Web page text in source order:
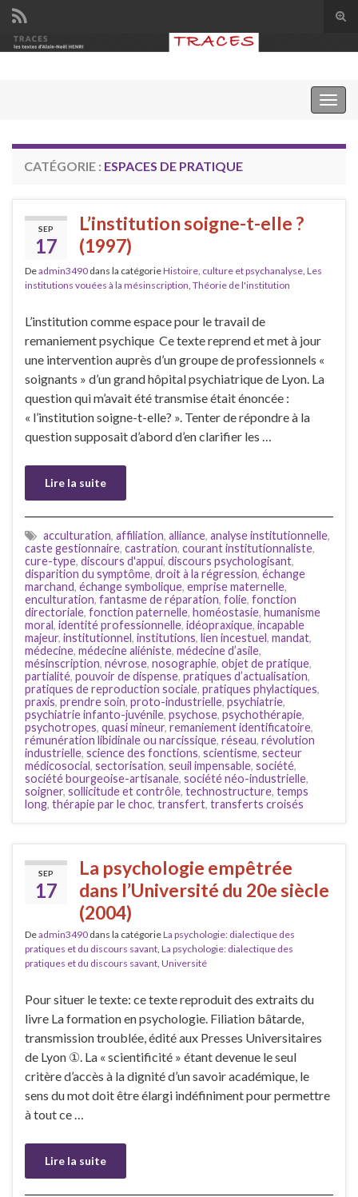
Search for:
CATÉGORIE : ESPACES DE PRATIQUE
SEP
17
L’institution soigne-t-elle ?
(1997)
Deadmin3490 dans la catégorieHistoire, culture et psychanalyse Les
institutions vouées à la mésinscription Théorie de l'institution
L’institution comme espace pour le travail de
remaniement psychique Ce texte reprend et met à jour
une intervention auprès d’un groupe de professionnels «
soignants » d’un grand hôpital psychiatrique de Lyon. La
question qui m’avait été transmise était énoncée :
« l’institution soigne-t-elle? ». Tenter de répondre à la
question supposait d’abord d’en clarifier les …
Lire la suite
acculturation, affiliation, alliance, analyse institutionnelle,
caste gestionnaire, castration, courant institutionnaliste,
cure-type, discours d'appui, discours psychologisant,
disparition du symptôme, droit à la régression, échange
marchand, échange symbolique, emprise maternelle,
enculturation, fantasme de réparation, folie, fonction
directoriale, fonction paternelle, homéostasie, humanisme
moral, identité professionnelle, idéopraxique, incapable
majeur, institutionnel, institutions, lien incestuel, mandat,
médecine, médecine aliéniste, médecine d’asile,
mésinscription, névrose, nosographie, objet de pratique,
partialité, pouvoir de dispense, pratiques d’actualisation,
pratiques de reproduction sociale, pratiques phylactiques,
praxis, prendre soin, proto-industrielle, psychiatrie,
psychiatrie infanto-juvénile, psychose, psychothérapie,
psychotropes, quasi mineur, remaniement identificatoire,
rémunération libidinale ou narcissique, réseau, révolution
industrielle, science des fonctions, scientisme, secteur
médicosocial, sectorisation, seuil impensable, société,
société bourgeoise-artisanale, société néo-industrielle,
soigner, sollicitude et contrôle, technostructure, temps
long, thérapie par le choc, transfert, transferts croisés
SEP
17
La psychologie empêtrée
dans l’Université du 20e siècle
(2004)
Deadmin3490 dans la catégorieLa psychologie: dialectique des
pratiques et du discours savant La psychologie: dialectique des
pratiques et du discours savant Université
Pour situer le texte: ce texte reproduit des extraits du
livre La formation en psychologie. Filiation bâtarde,
transmission troublée, édité aux Presses Universitaires
de Lyon ①. La « scientificité » étant devenue le seul
critère d’accès à la dignité d’un savoir académique, le
sens du mot doit être élargi indéfiniment pour permettre
à tout ce …
Lire la suite